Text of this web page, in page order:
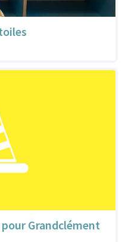
Grandclément